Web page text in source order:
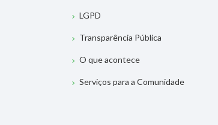
LGPD
Transparência Pública
O que acontece
Serviços para a Comunidade